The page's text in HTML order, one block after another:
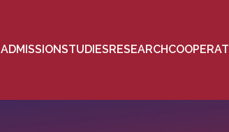
ADMISSIONSTUDIESRESEARCH